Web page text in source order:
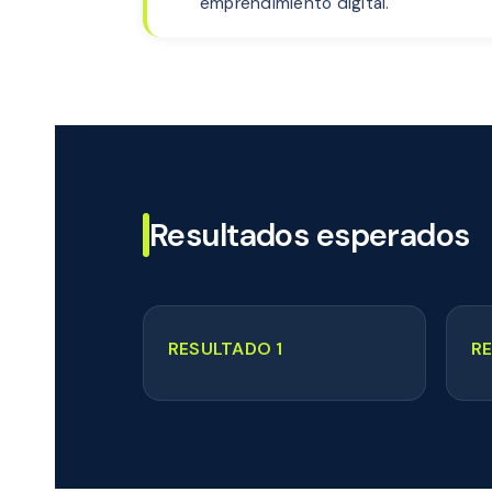
Resultados esperados
RESULTADO 1